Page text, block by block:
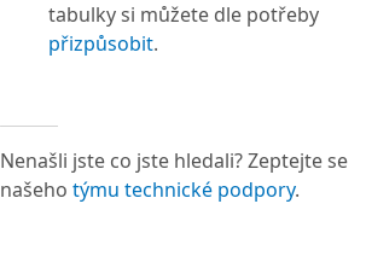
tabulky si můžete dle potřeby
přizpůsobit.
Nenašli jste co jste hledali? Zeptejte se
našeho týmu technické podpory.